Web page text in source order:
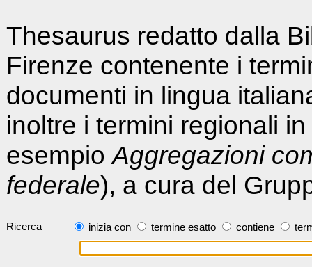
Thesaurus redatto dalla
Firenze contenente i
documenti in lingua
inoltre i termini regionali
esempioAggregazioni
federale), a cura del
Ricerca inizia con termine esatto contiene